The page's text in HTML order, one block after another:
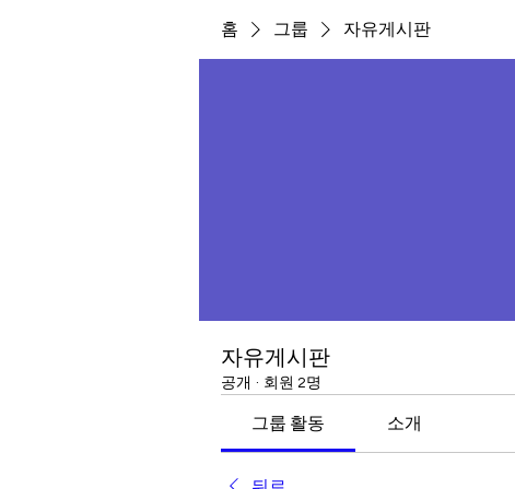
홈 그룹 자유게시판
자유게시판
공개 · 회원 2명
그룹 활동 소개